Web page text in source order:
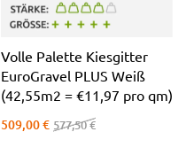
Volle Palette Kiesgitter
EuroGravel PLUS Weiß
(42,55m2 = €11,97 pro qm)
509,00 € 577,50 €